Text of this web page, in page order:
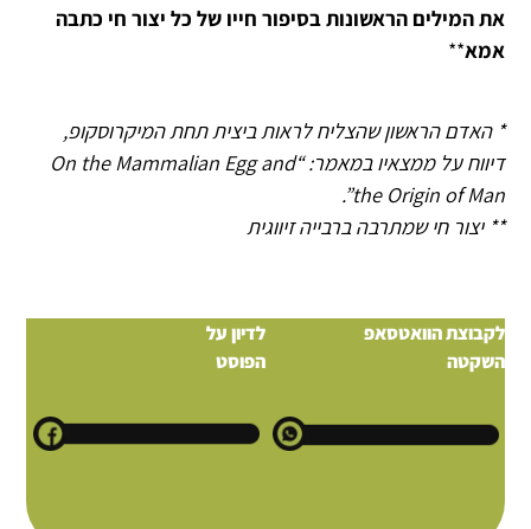
את המילים הראשונות בסיפור חייו של כל יצור חי כתבה
אמא**
* האדם הראשון שהצליח לראות ביצית תחת המיקרוסקופ,
דיווח על ממצאיו במאמר: “On the Mammalian Egg and
the Origin of Man”.
** יצור חי שמתרבה ברבייה זיווגית
לדיון על
הפוסט
לקבוצת הוואטסאפ
השקטה